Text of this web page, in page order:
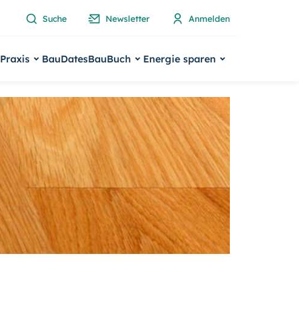
Suche Newsletter Anmelden
Praxis BauDatesBauBuch Energie sparen